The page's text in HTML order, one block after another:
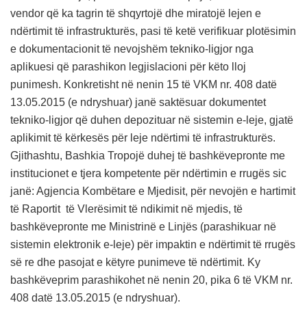
vendor që ka tagrin të shqyrtojë dhe miratojë lejen e
ndërtimit të infrastrukturës, pasi të ketë verifikuar plotësimin
e dokumentacionit të nevojshëm tekniko-ligjor nga
aplikuesi që parashikon legjislacioni për këto lloj
punimesh. Konkretisht në nenin 15 të VKM nr. 408 datë
13.05.2015 (e ndryshuar) janë saktësuar dokumentet
tekniko-ligjor që duhen depozituar në sistemin e-leje, gjatë
aplikimit të kërkesës për leje ndërtimi të infrastrukturës.
Gjithashtu, Bashkia Tropojë duhej të bashkëvepronte me
institucionet e tjera kompetente për ndërtimin e rrugës sic
janë: Agjencia Kombëtare e Mjedisit, për nevojën e hartimit
të Raportit të Vlerësimit të ndikimit në mjedis, të
bashkëvepronte me Ministrinë e Linjës (parashikuar në
sistemin elektronik e-leje) për impaktin e ndërtimit të rrugës
së re dhe pasojat e këtyre punimeve të ndërtimit. Ky
bashkëveprim parashikohet në nenin 20, pika 6 të VKM nr.
408 datë 13.05.2015 (e ndryshuar).